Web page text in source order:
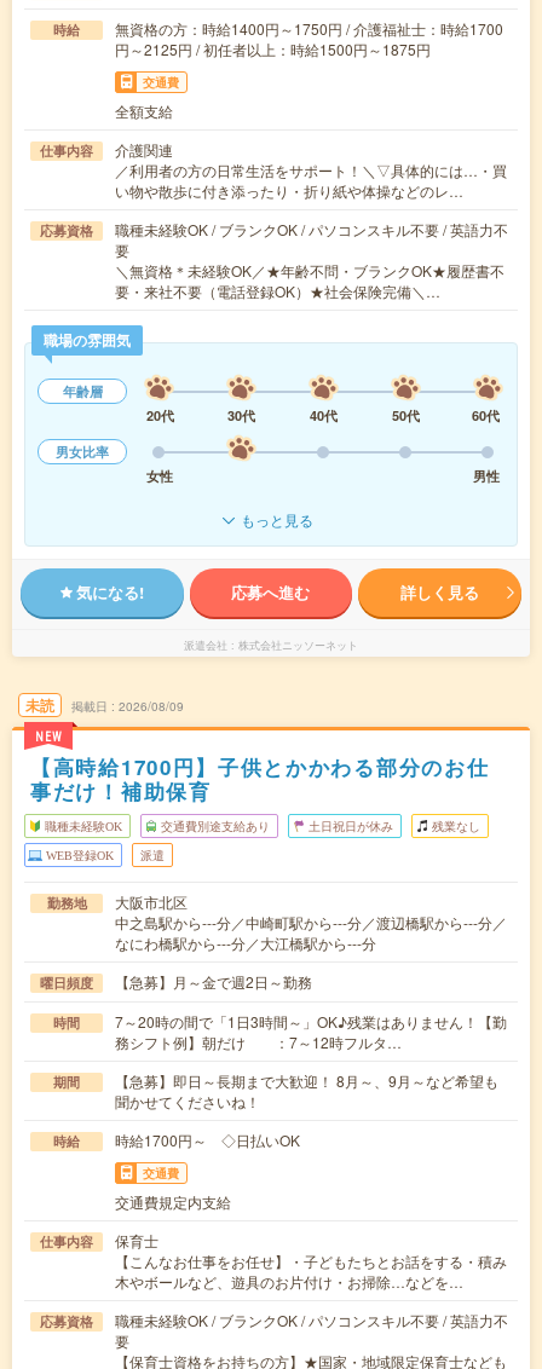
時給
無資格の方：時給1400円～1750円 / 介護福祉士：時給1700
円～2125円 / 初任者以上：時給1500円～1875円
交通費
全額支給
仕事内容
介護関連
／利用者の方の日常生活をサポート！＼▽具体的には…・買
い物や散歩に付き添ったり・折り紙や体操などのレ…
応募資格
職種未経験OK / ブランクOK / パソコンスキル不要 / 英語力不
要
＼無資格＊未経験OK／★年齢不問・ブランクOK★履歴書不
要・来社不要（電話登録OK）★社会保険完備＼…
職場の雰囲気
年齢層
20代
30代 40代 50代
60代
男女比率
女性
男性
もっと見る
気になる! 応募へ進む 詳しく見る
派遣会社 株式会社ニッソーネット
未読
NEW
掲載日 2026/08/09
【高時給1700円】子供とかかわる部分のお仕
事だけ！補助保育
職種未経験OK 交通費別途支給あり 土日祝日が休み 残業なし
WEB登録OK 派遣
勤務地
大阪市北区
中之島駅から---分／中崎町駅から---分／渡辺橋駅から---分／
なにわ橋駅から---分／大江橋駅から---分
曜日頻度 【急募】月～金で週2日～勤務
時間
7～20時の間で「1日3時間～」OK♪残業はありません！【勤
務シフト例】朝だけ ：7～12時フルタ…
期間
【急募】即日～長期まで大歓迎！ 8月～、9月～など希望も
聞かせてくださいね！
時給 時給1700円～ ◇日払いOK
交通費
交通費規定内支給
仕事内容
保育士
【こんなお仕事をお任せ】・子どもたちとお話をする・積み
木やボールなど、遊具のお片付け・お掃除…などを…
応募資格
職種未経験OK / ブランクOK / パソコンスキル不要 / 英語力不
要
【保育士資格をお持ちの方】★国家・地域限定保育士なども